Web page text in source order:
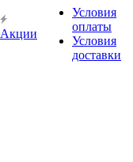
Акции
Условия
оплаты
Условия
доставки